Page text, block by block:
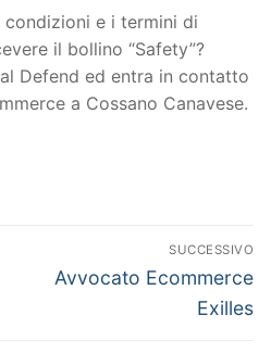
e i termini di
il bollino “Safety”?
Defend ed entra in contatto
a Cossano Canavese.
SUCCESSIVO
Avvocato Ecommerce
Exilles